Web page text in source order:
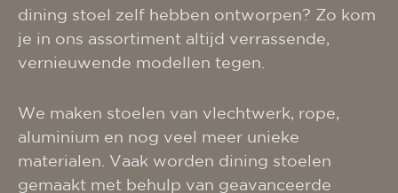
dining stoel zelf hebben ontworpen? Zo kom
je in ons assortiment altijd verrassende,
vernieuwende modellen tegen.
We maken stoelen van vlechtwerk, rope,
aluminium en nog veel meer unieke
materialen. Vaak worden dining stoelen
gemaakt met behulp van geavanceerde